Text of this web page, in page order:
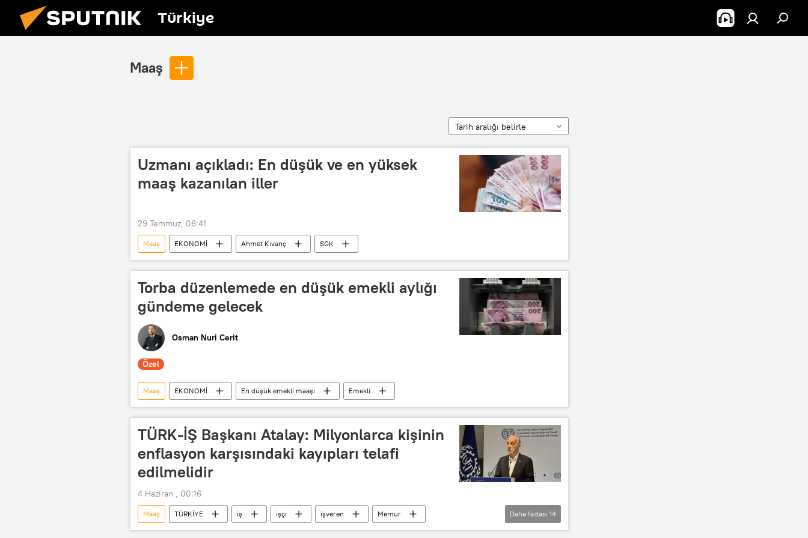
Türkiye
Maaş
Tarih aralığı belirle
Uzmanı açıkladı: En düşük ve en yüksek
maaş kazanılan iller
29 Temmuz, 08:41
Maaş EKONOMİ Ahmet Kıvanç SGK
Torba düzenlemede en düşük emekli aylığı
gündeme gelecek
Osman Nuri Cerit
Özel
Maaş EKONOMİ En düşük emekli maaşı Emekli
TÜRK-İŞ Başkanı Atalay: Milyonlarca kişinin
enflasyon karşısındaki kayıpları telafi
edilmelidir
4 Haziran , 00:16
Maaş TÜRKİYE iş işçi işveren
Memur
Memur zammı
Memur maaşı memur alımı
en düşük memur maaşı
Daha fazlası 14